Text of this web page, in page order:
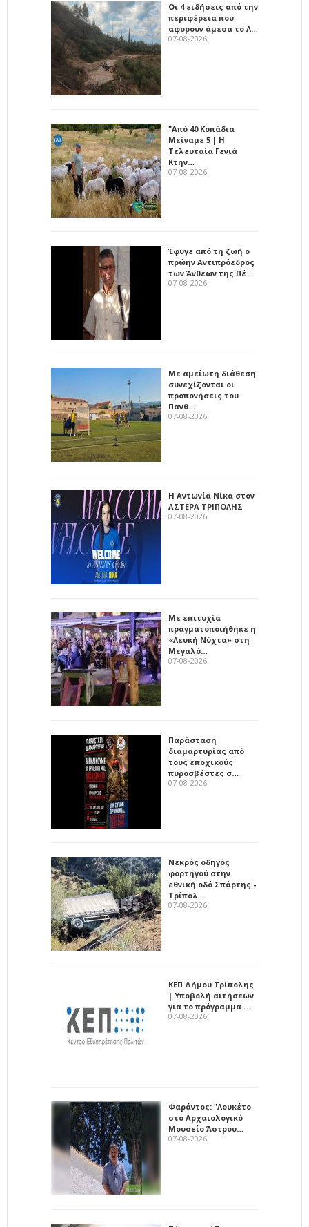
Οι 4 ειδήσεις από την
περιφέρεια που
αφορούν άμεσα το Λ…
07-08-2026
"Από 40 Κοπάδια
Μείναμε 5 | Η
Τελευταία Γενιά
Κτην…
07-08-2026
Έφυγε από τη ζωή ο
πρώην Αντιπρόεδρος
των Άνθεων της Πέ…
07-08-2026
Με αμείωτη διάθεση
συνεχίζονται οι
προπονήσεις του
Πανθ…
07-08-2026
Η Αντωνία Νίκα στον
ΑΣΤΕΡΑ ΤΡΙΠΟΛΗΣ
07-08-2026
Με επιτυχία
πραγματοποιήθηκε η
«Λευκή Νύχτα» στη
Μεγαλό…
07-08-2026
Παράσταση
διαμαρτυρίας από
τους εποχικούς
πυροσβέστες σ…
07-08-2026
Νεκρός οδηγός
φορτηγού στην
εθνική οδό Σπάρτης -
Τρίπολ…
07-08-2026
ΚΕΠ Δήμου Τρίπολης
| Υποβολή αιτήσεων
για το πρόγραμμα …
07-08-2026
Φαράντος: "Λουκέτο
στο Αρχαιολογικό
Μουσείο Άστρου…
07-08-2026